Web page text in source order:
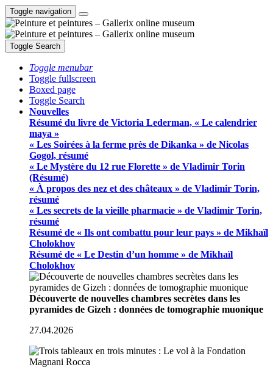
Toggle navigation
Toggle Search
Toggle menubar
Toggle fullscreen
Boxed page
Toggle Search
Nouvelles
Résumé du livre de Victoria Lederman, « Le calendrier
maya »
« Les Soirées à la ferme près de Dikanka » de Nicolas
Gogol, résumé
« Le Mystère du 12 rue Florette » de Vladimir Torin
(Résumé)
« À propos des nez et des châteaux » de Vladimir Torin,
résumé
« Les secrets de la vieille pharmacie » de Vladimir Torin,
résumé
Résumé de « Ils ont combattu pour leur pays » de Mikhaïl
Cholokhov
Résumé de « Le Destin d’un homme » de Mikhaïl
Cholokhov
Découverte de nouvelles chambres secrètes dans les
pyramides de Gizeh : données de tomographie muonique
27.04.2026